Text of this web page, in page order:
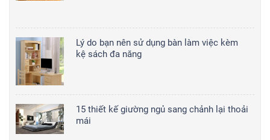
Lý do bạn nên sử dụng bàn làm việc kèm
kệ sách đa năng
15 thiết kế giường ngủ sang chảnh lại thoải
mái